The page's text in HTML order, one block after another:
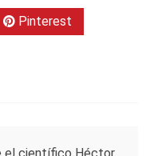
Pinterest
el científico Héctor